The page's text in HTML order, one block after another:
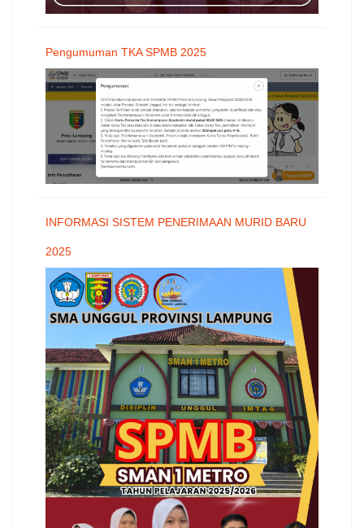
Pengumuman TKA SPMB 2025
INFORMASI SISTEM PENERIMAAN MURID BARU
2025